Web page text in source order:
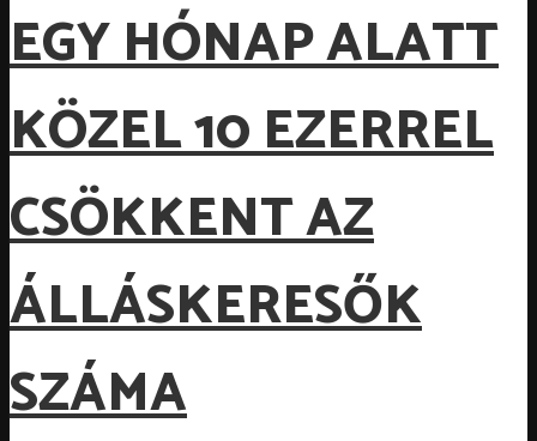
EGY HÓNAP ALATT
KÖZEL 10 EZERREL
CSÖKKENT AZ
ÁLLÁSKERESŐK
SZÁMA